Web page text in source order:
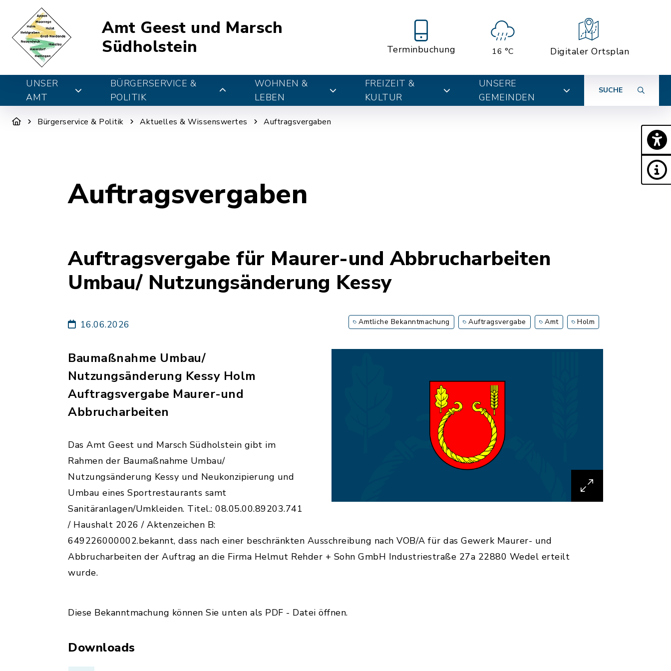
Amt Geest und Marsch
Südholstein
Terminbuchung 16 °C Digitaler Ortsplan
UNSER
AMT
BÜRGERSERVICE &
POLITIK
WOHNEN &
LEBEN
FREIZEIT &
KULTUR
UNSERE
GEMEINDEN
SUCHE
Bürgerservice & Politik Aktuelles & Wissenswertes Auftragsvergaben
Auftragsvergaben
Auftragsvergabe für Maurer-und Abbrucharbeiten
Umbau/ Nutzungsänderung Kessy
16.06.2026 Amtliche Bekanntmachung Auftragsvergabe Amt Holm
Baumaßnahme Umbau/
Nutzungsänderung Kessy Holm
Auftragsvergabe Maurer-und
Abbrucharbeiten
Das Amt Geest und Marsch Südholstein gibt im
Rahmen der Baumaßnahme Umbau/
Nutzungsänderung Kessy und Neukonzipierung und
Umbau eines Sportrestaurants samt
Sanitäranlagen/Umkleiden. Titel.: 08.05.00.89203.741
/ Haushalt 2026 / Aktenzeichen B:
649226000002.bekannt, dass nach einer beschränkten Ausschreibung nach VOB/A für das Gewerk Maurer- und
Abbrucharbeiten der Auftrag an die Firma Helmut Rehder + Sohn GmbH Industriestraße 27a 22880 Wedel erteilt
wurde.
Diese Bekanntmachung können Sie unten als PDF - Datei öffnen.
Downloads